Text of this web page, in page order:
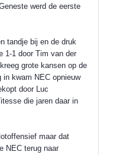
werd de eerste
tandje bij en de druk
1-1 door Tim van der
grote kansen op de
in kwam NEC opnieuw
door Luc
die jaren daar in
maar dat
NEC terug naar